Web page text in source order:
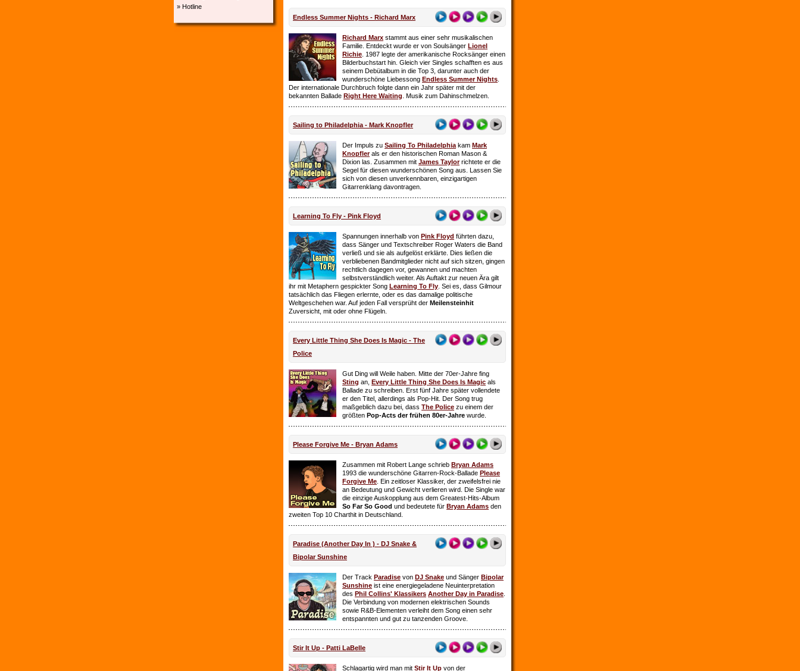
» Hotline
Endless Summer Nights - Richard Marx
Richard Marx stammt aus einer sehr musikalischen
Familie. Entdeckt wurde er von Soulsänger Lionel
Richie . 1987 legte der amerikanische Rocksänger einen
Bilderbuchstart hin. Gleich vier Singles schafften es aus
seinem Debütalbum in die Top 3, darunter auch der
wunderschöne Liebessong Endless Summer Nights
Der internationale Durchbruch folgte dann ein Jahr später mit der
bekannten Ballade Right Here Waiting . Musik zum Dahinschmelzen.
Sailing to Philadelphia - Mark Knopfler
Der Impuls zu Sailing To Philadelphia kam Mark
Knopfler als er den historischen Roman Mason &
Dixion las. Zusammen mit James Taylorrichtete er die
Segel für diesen wunderschönen Song aus. Lassen Sie
sich von diesen unverkennbaren, einzigartigen
Gitarrenklang davontragen.
Learning To Fly - Pink Floyd
Spannungen innerhalb von Pink Floyd führten dazu,
dass Sänger und Textschreiber Roger Waters die Band
verließ und sie als aufgelöst erklärte. Dies ließen die
verbliebenen Bandmitglieder nicht auf sich sitzen, gingen
rechtlich dagegen vor, gewannen und machten
selbstverständlich weiter. Als Auftakt zur neuen Ära gilt
ihr mit Metaphern gespickter Song Learning To Fly . Sei es, dass Gilmour
tatsächlich das Fliegen erlernte, oder es das damalige politische
Weltgeschehen war. Auf jeden Fall versprüht der Meilensteinhit
Zuversicht, mit oder ohne Flügeln.
Every Little Thing She Does Is Magic - The
Police
Gut Ding will Weile haben. Mitte der 70er-Jahre fing
Sting an, Every Little Thing She Does Is Magic als
Ballade zu schreiben. Erst fünf Jahre später vollendete
er den Titel, allerdings als Pop-Hit. Der Song trug
maßgeblich dazu bei, dass The Police zu einem der
größten Pop-Acts der frühen 80er-Jahre wurde.
Please Forgive Me - Bryan Adams
Zusammen mit Robert Lange schrieb Bryan Adams
1993 die wunderschöne Gitarren-Rock-Ballade Please
Forgive Me . Ein zeitloser Klassiker, der zweifelsfrei nie
an Bedeutung und Gewicht verlieren wird. Die Single war
die einzige Auskopplung aus dem Greatest-Hits-Album
So Far So Good und bedeutete für Bryan Adams den
zweiten Top 10 Charthit in Deutschland.
Paradise (Another Day In ) - DJ Snake &
Bipolar Sunshine
Der Track Paradise von DJ Snake und Sänger Bipolar
Sunshine ist eine energiegeladene Neuinterpretation
des Phil Collins' Klassikers Another Day in Paradise
Die Verbindung von modernen elektrischen Sounds
sowie R&B-Elementen verleiht dem Song einen sehr
entspannten und gut zu tanzenden Groove.
Stir It Up - Patti LaBelle
Schlagartig wird man mit Stir It Up von der